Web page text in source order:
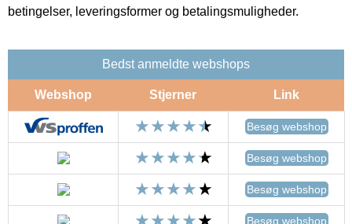
betingelser, leveringsformer og betalingsmuligheder.
Bedst anmeldte webshops
Webshop Stjerner Link
Besøg webshop
Besøg webshop
Besøg webshop
Besøg webshop